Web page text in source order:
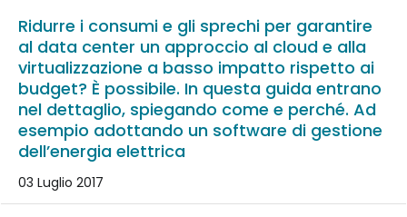
Ridurre i consumi e gli sprechi per garantire
al data center un approccio al cloud e alla
virtualizzazione a basso impatto rispetto ai
budget? È possibile. In questa guida entrano
nel dettaglio, spiegando come e perché. Ad
esempio adottando un software di gestione
dell’energia elettrica
03 Luglio 2017